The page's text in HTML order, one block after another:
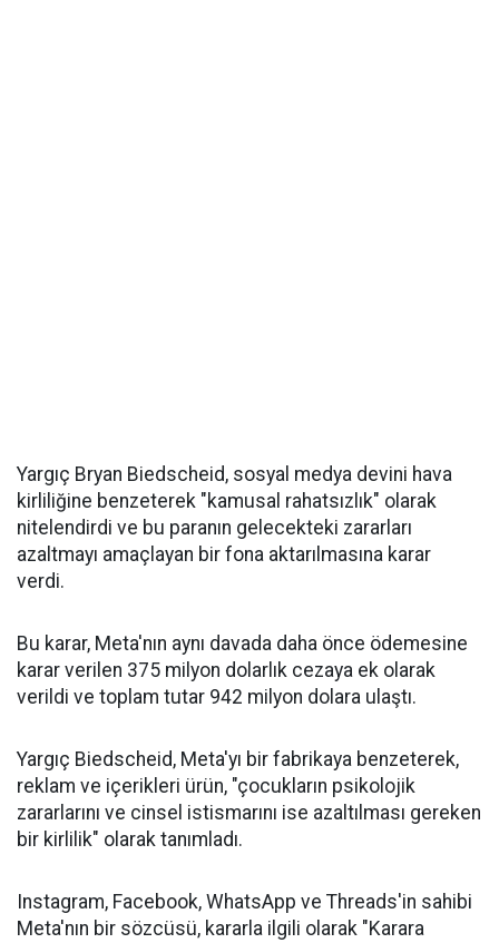
Yargıç Bryan Biedscheid, sosyal medya devini hava
kirliliğine benzeterek "kamusal rahatsızlık" olarak
nitelendirdi ve bu paranın gelecekteki zararları
azaltmayı amaçlayan bir fona aktarılmasına karar
verdi.
Bu karar, Meta'nın aynı davada daha önce ödemesine
karar verilen 375 milyon dolarlık cezaya ek olarak
verildi ve toplam tutar 942 milyon dolara ulaştı.
Yargıç Biedscheid, Meta'yı bir fabrikaya benzeterek,
reklam ve içerikleri ürün, "çocukların psikolojik
zararlarını ve cinsel istismarını ise azaltılması gereken
bir kirlilik" olarak tanımladı.
Instagram, Facebook, WhatsApp ve Threads'in sahibi
Meta'nın bir sözcüsü, kararla ilgili olarak "Karara